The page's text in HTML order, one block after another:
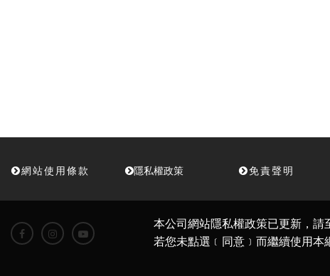
本公司網站隱私權政策已更新，請
若您未點選﹝同意﹞而繼續使用本
網站使用條款 隱私權政策 免責聲明